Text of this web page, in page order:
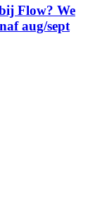
Flow? We
aug/sept